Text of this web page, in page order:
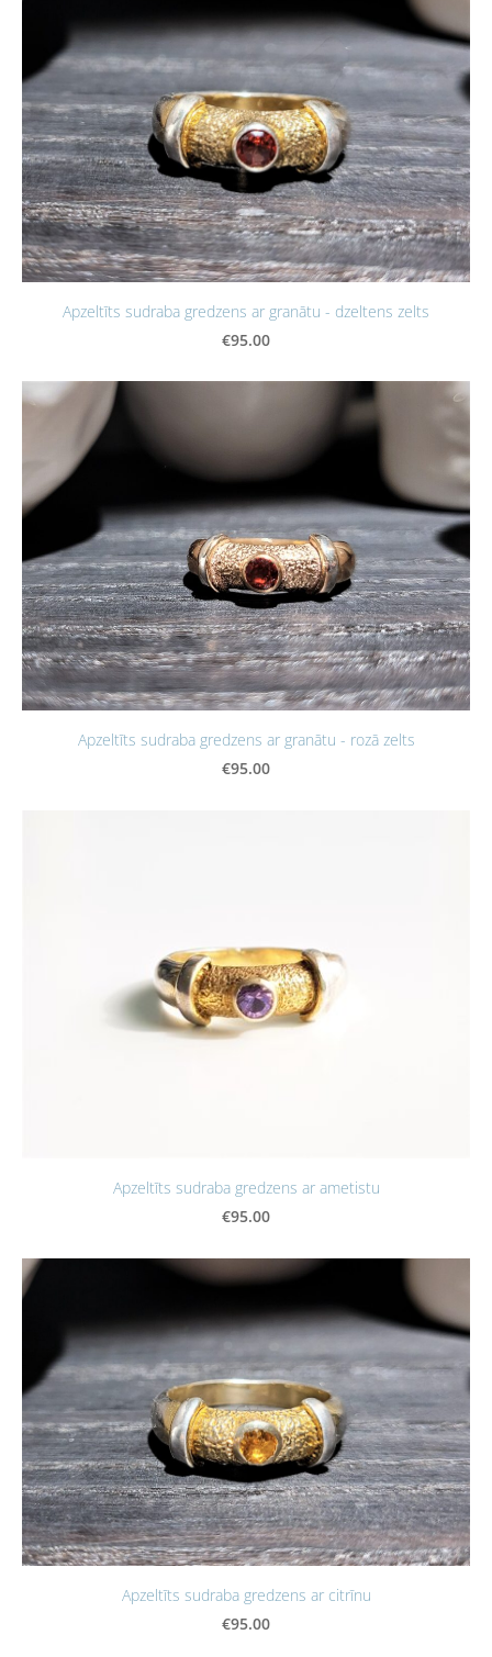
Apzeltīts sudraba gredzens ar granātu - dzeltens zelts
€95.00
Apzeltīts sudraba gredzens ar granātu - rozā zelts
€95.00
Apzeltīts sudraba gredzens ar ametistu
€95.00
Apzeltīts sudraba gredzens ar citrīnu
€95.00